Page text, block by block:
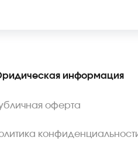
информация
оферта